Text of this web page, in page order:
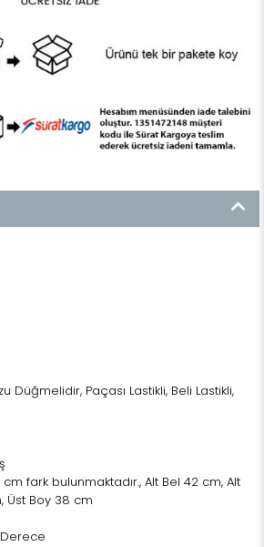
Düğmelidir, Paçası Lastikli, Beli Lastikli,
fark bulunmaktadır., Alt Bel 42 cm, Alt
Üst Boy 38 cm